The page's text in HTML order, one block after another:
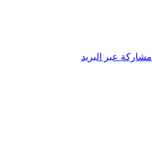
مشاركة عبر البريد